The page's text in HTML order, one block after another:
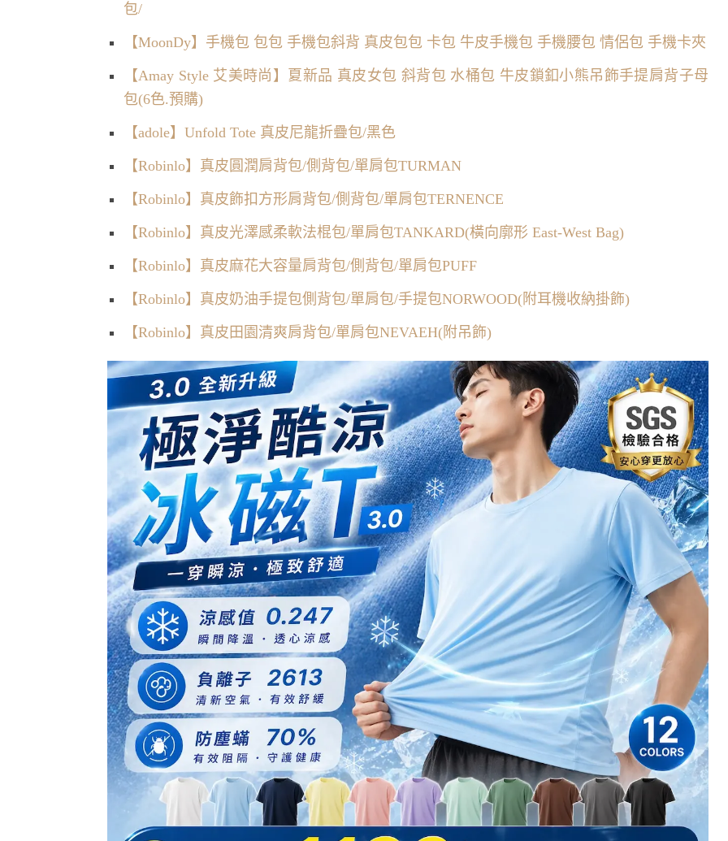
包/
【MoonDy】手機包 包包 手機包斜背 真皮包包 卡包 牛皮手機包 手機腰包 情侶包 手機卡夾
【Amay Style 艾美時尚】夏新品 真皮女包 斜背包 水桶包 牛皮鎖釦小熊吊飾手提肩背子母
包(6色.預購)
【adole】Unfold Tote 真皮尼龍折疊包/黑色
【Robinlo】真皮圓潤肩背包/側背包/單肩包TURMAN
【Robinlo】真皮飾扣方形肩背包/側背包/單肩包TERNENCE
【Robinlo】真皮光澤感柔軟法棍包/單肩包TANKARD(橫向廓形 East-West Bag)
【Robinlo】真皮麻花大容量肩背包/側背包/單肩包PUFF
【Robinlo】真皮奶油手提包側背包/單肩包/手提包NORWOOD(附耳機收納掛飾)
【Robinlo】真皮田園清爽肩背包/單肩包NEVAEH(附吊飾)